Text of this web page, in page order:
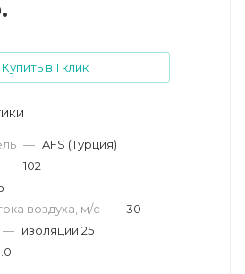
Купить в 1 клик
— AFS (Турция)
— 102
воздуха, м/с — 30
— изоляции 25